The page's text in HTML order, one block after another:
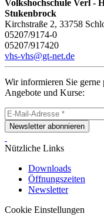
Volkshochschule Verl -
Stukenbrock
Kirchstraße 2, 33758
05207/9174-0
05207/917420
vhs-vhs@gt-net.de
Wir informieren Sie gerne
Angebote und Kurse:
Newsletter abonnieren
Nützliche Links
Downloads
Öffnungszeiten
Newsletter
Cookie Einstellungen